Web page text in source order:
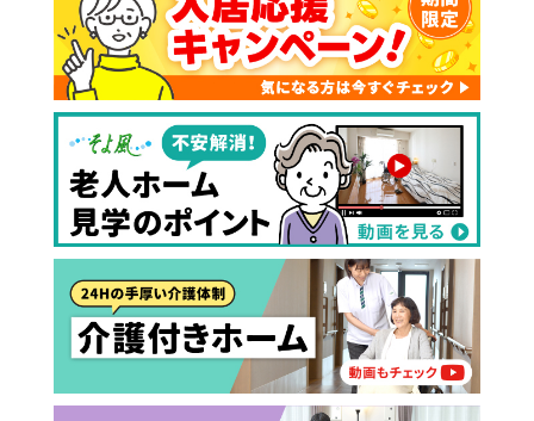
介護保険サービスは20種類以上あり、それぞれ
用途やご利用目的が違います。
「どのサービスを使ったらいいのかわからな
い!」という方は、まずはどんなサービスがあ
なたに適しているのか簡単にチェックしてみま
しょう!最大4つの質問に答えていただくだけ
で、おすすめの介護保険サービスを紹介しま
す。
診断スタート
はい
いいえ or
非該当(自立)
と判定された
自宅で生活しながら
使いたい
施設へ移り住みたい
必要
必要ない
通いたい
来てもらいたい
はい
いいえ
日帰りで使いたい
一時的に宿泊したい
要支援１～２
要介護１～２
要介護３～５